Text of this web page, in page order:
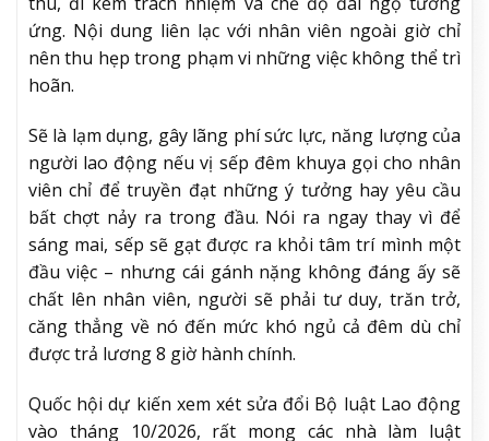
ứng. Nội dung liên lạc với nhân viên ngoài giờ chỉ
nên thu hẹp trong phạm vi những việc không thể trì
hoãn.
Sẽ là lạm dụng, gây lãng phí sức lực, năng lượng của
người lao động nếu vị sếp đêm khuya gọi cho nhân
viên chỉ để truyền đạt những ý tưởng hay yêu cầu
bất chợt nảy ra trong đầu. Nói ra ngay thay vì để
sáng mai, sếp sẽ gạt được ra khỏi tâm trí mình một
đầu việc – nhưng cái gánh nặng không đáng ấy sẽ
chất lên nhân viên, người sẽ phải tư duy, trăn trở,
căng thẳng về nó đến mức khó ngủ cả đêm dù chỉ
được trả lương 8 giờ hành chính.
Quốc hội dự kiến xem xét sửa đổi Bộ luật Lao động
vào tháng 10/2026, rất mong các nhà làm luật